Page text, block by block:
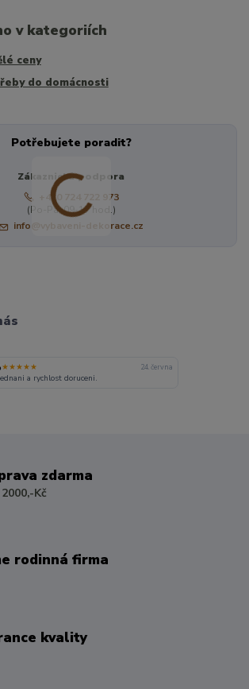
v kategoriích
ceny
do domácnosti
Potřebujete poradit?
Zákaznická podpora
+420 724 722 973
(Po-Pá, 09-17 hod.)
info@vybaveni-dekorace.cz
★★★★★ 24. června
a rychlost doruceni.
zdarma
Kč
rodinná firma
kvality